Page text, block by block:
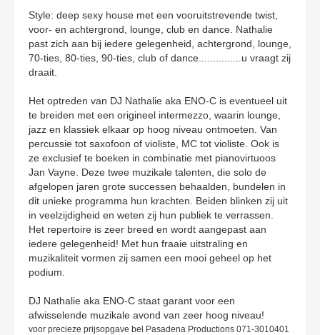
Style: deep sexy house met een vooruitstrevende twist,
voor- en achtergrond, lounge, club en dance. Nathalie
past zich aan bij iedere gelegenheid, achtergrond, lounge,
70-ties, 80-ties, 90-ties, club of dance...............u vraagt zij
draait.
Het optreden van DJ Nathalie aka ENO-C is eventueel uit
te breiden met een origineel intermezzo, waarin lounge,
jazz en klassiek elkaar op hoog niveau ontmoeten. Van
percussie tot saxofoon of violiste, MC tot violiste. Ook is
ze exclusief te boeken in combinatie met pianovirtuoos
Jan Vayne. Deze twee muzikale talenten, die solo de
afgelopen jaren grote successen behaalden, bundelen in
dit unieke programma hun krachten. Beiden blinken zij uit
in veelzijdigheid en weten zij hun publiek te verrassen.
Het repertoire is zeer breed en wordt aangepast aan
iedere gelegenheid! Met hun fraaie uitstraling en
muzikaliteit vormen zij samen een mooi geheel op het
podium.
DJ Nathalie aka ENO-C staat garant voor een
afwisselende muzikale avond van zeer hoog niveau!
voor precieze prijsopgave bel Pasadena Productions 071-3010401